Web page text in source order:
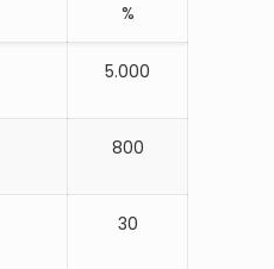
%
5.000
800
30